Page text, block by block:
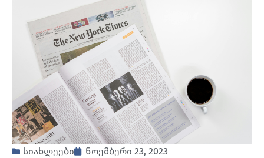
სიახლეები
ნოემბერი 23, 2023